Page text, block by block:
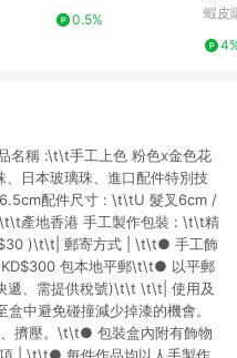
0.5%
勺扁
小女
蝦皮
名稱 :\t\t手工上色 粉色x金色花
日本玻璃珠、進口配件特別技
配件尺寸 : \t\tU 髮叉6cm /
產地香港 手工製作包裝 : \t\t精
)\t\t| 郵寄方式 | \t\t● 手工飾
包本地平郵\t\t● 以平郵
遞、需提供稅號)\t\t \t\t| 使用及
中避免碰撞減少掉漆的機會。
擠壓。\t\t● 包裝盒內附有飾物